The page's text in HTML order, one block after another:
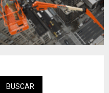
BUSCAR